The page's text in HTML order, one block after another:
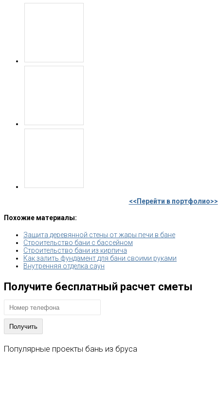
<<Перейти в портфолио>>
Похожие материалы:
Защита деревянной стены от жары печи в бане
Строительство бани с бассейном
Строительство бани из кирпича
Как залить фундамент для бани своими руками
Внутренняя отделка саун
Получите бесплатный расчет сметы
Популярные проекты бань из бруса